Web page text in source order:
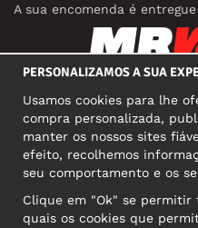
A sua encomenda é
MORADA
Narva mnt 5,
Reg:
PERSONALIZAMOS A SUA
Usamos cookies para lhe
compra personalizada,
manter os nossos sites
efeito, recolhemos
seu comportamento e os
Clique em "Ok" se permitir
quais os cookies que